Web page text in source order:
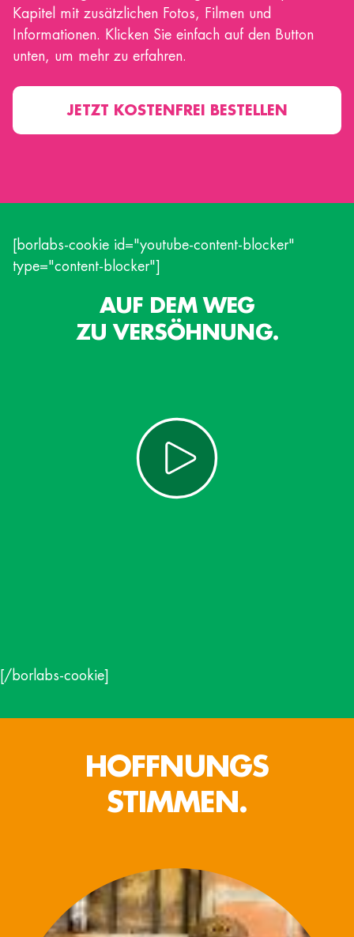
Kapitel mit zusätzlichen Fotos, Filmen und
Informationen. Klicken Sie einfach auf den Button
unten, um mehr zu erfahren.
JETZT KOSTENFREI BESTELLEN
[borlabs-cookie id="youtube-content-blocker"
type="content-blocker"]
AUF DEM WEG
ZU VERSÖHNUNG.
[/borlabs-cookie]
HOFFNUNGS
STIMMEN.